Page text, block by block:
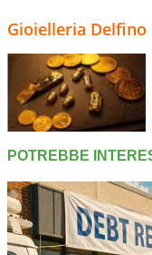
Gioielleria Delfino